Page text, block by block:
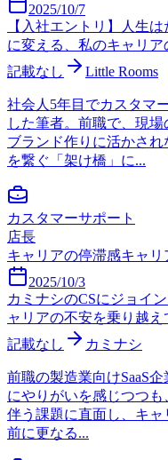
2025/10/7
【入社エントリ】人生
に変える、私のキャリア
記載なし
Little Rooms
社会人5年目でカスタマ
した筆者。前職で、現場
ブランド作りに活かさ
を繋ぐ「架け橋」に...
カスタマーサポート
店長
キャリアの停滞感キャリ
2025/10/3
カミナシのCSにジョイ
ャリアの不安を乗り越
記載なし
カミナシ
前職の製造業向けSaaS
にやりがいを感じつつ
伴う課題に直面し、キ
前に更なる...